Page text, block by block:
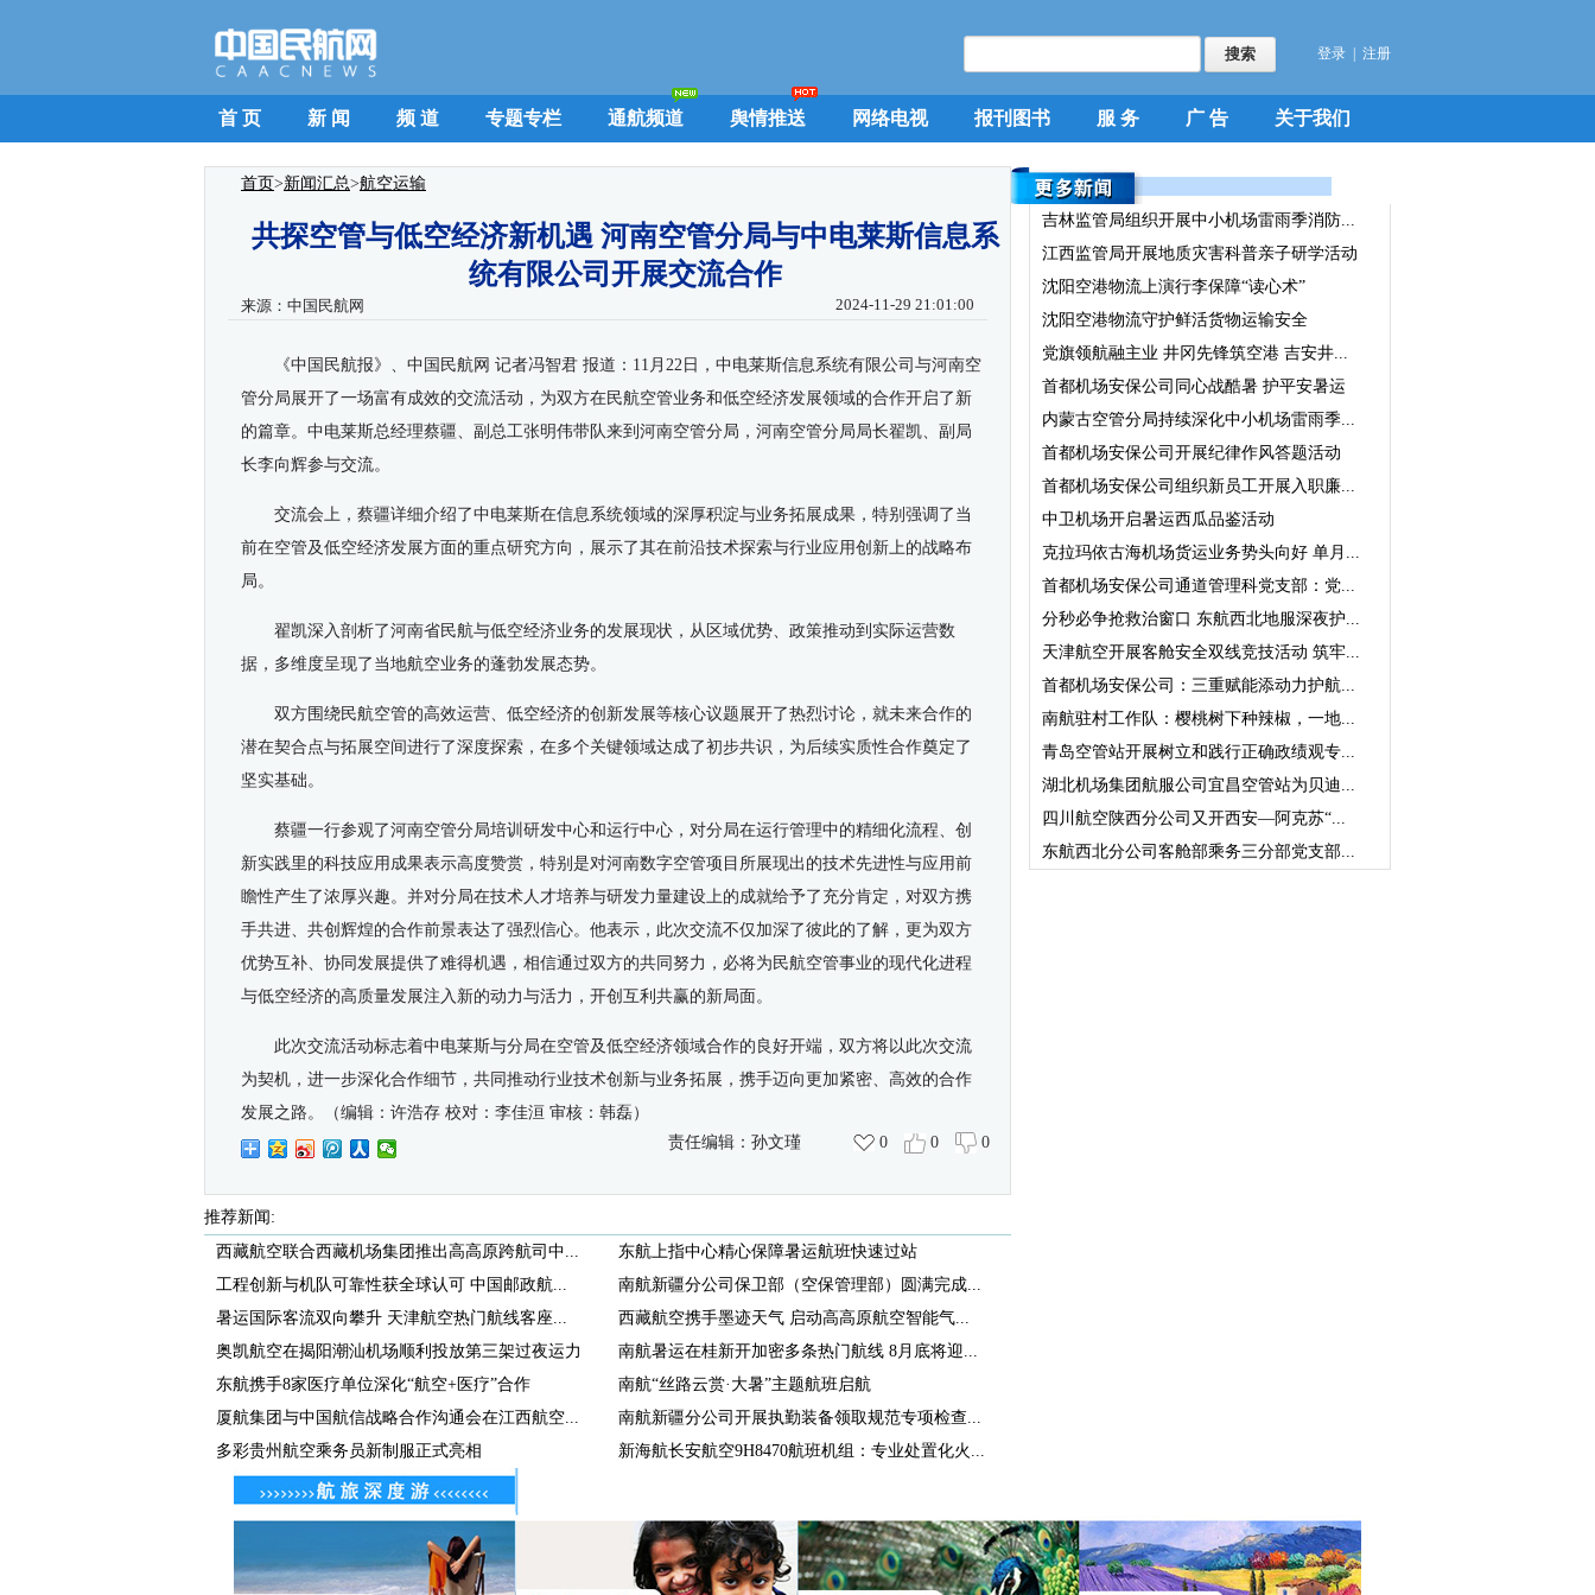
登录 注册
首 页 新 闻 频 道 专题专栏 通航频道 舆情推送 网络电视 报刊图书 服 务 广 告 关于我们
首页>新闻汇总>航空运输
共探空管与低空经济新机遇 河南空管分局与中电莱斯信息系
统有限公司开展交流合作
来源： 中国民航网 2024-11-29 21:01:00
《中国民航报》、中国民航网 记者冯智君 报道： 11 月 22 日，中电莱斯信息系统有限公司与河南空
管分局展开了一场富有成效的交流活动，为双方在民航空管业务和低空经济发展领域的合作开启了新
的篇章。中电莱斯总经理蔡疆、副总工张明伟带队来到河南空管分局，河南空管分局局长翟凯、副局
长李向辉参与交流。
交流会上，蔡疆详细介绍了中电莱斯在信息系统领域的深厚积淀与业务拓展成果，特别强调了当
前在空管及低空经济发展方面的重点研究方向，展示了其在前沿技术探索与行业应用创新上的战略布
局。
翟凯深入剖析了河南省民航与低空经济业务的发展现状，从区域优势、政策推动到实际运营数
据，多维度呈现了当地航空业务的蓬勃发展态势。
双方围绕民航空管的高效运营、低空经济的创新发展等核心议题展开了热烈讨论，就未来合作的
潜在契合点与拓展空间进行了深度探索，在多个关键领域达成了初步共识，为后续实质性合作奠定了
坚实基础。
蔡疆一行参观了河南空管分局培训研发中心和运行中心，对分局在运行管理中的精细化流程、创
新实践里的科技应用成果表示高度赞赏，特别是对河南数字空管项目所展现出的技术先进性与应用前
瞻性产生了浓厚兴趣。并对分局在技术人才培养与研发力量建设上的成就给予了充分肯定，对双方携
手共进、共创辉煌的合作前景表达了强烈信心。他表示，此次交流不仅加深了彼此的了解，更为双方
优势互补、协同发展提供了难得机遇，相信通过双方的共同努力，必将为民航空管事业的现代化进程
与低空经济的高质量发展注入新的动力与活力，开创互利共赢的新局面。
此次交流活动标志着中电莱斯与分局在空管及低空经济领域合作的良好开端，双方将以此次交流
为契机，进一步深化合作细节，共同推动行业技术创新与业务拓展，携手迈向更加紧密、高效的合作
发展之路。（编辑：许浩存 校对：李佳洹 审核：韩磊）
责任编辑： 孙文瑾 0 0 0
推荐新闻:
西藏航空联合西藏机场集团推出高高原跨航司中...
工程创新与机队可靠性获全球认可 中国邮政航...
暑运国际客流双向攀升 天津航空热门航线客座...
奥凯航空在揭阳潮汕机场顺利投放第三架过夜运力
东航携手8家医疗单位深化“航空+医疗”合作
厦航集团与中国航信战略合作沟通会在江西航空...
多彩贵州航空乘务员新制服正式亮相
东航上指中心精心保障暑运航班快速过站
南航新疆分公司保卫部（空保管理部）圆满完成...
西藏航空携手墨迹天气 启动高高原航空智能气...
南航暑运在桂新开加密多条热门航线 8月底将迎...
南航“丝路云赏·大暑”主题航班启航
南航新疆分公司开展执勤装备领取规范专项检查...
新海航长安航空9H8470航班机组：专业处置化火...
吉林监管局组织开展中小机场雷雨季消防...
江西监管局开展地质灾害科普亲子研学活动
沈阳空港物流上演行李保障“读心术”
沈阳空港物流守护鲜活货物运输安全
党旗领航融主业 井冈先锋筑空港 吉安井...
首都机场安保公司同心战酷暑 护平安暑运
内蒙古空管分局持续深化中小机场雷雨季...
首都机场安保公司开展纪律作风答题活动
首都机场安保公司组织新员工开展入职廉...
中卫机场开启暑运西瓜品鉴活动
克拉玛依古海机场货运业务势头向好 单月...
首都机场安保公司通道管理科党支部：党...
分秒必争抢救治窗口 东航西北地服深夜护...
天津航空开展客舱安全双线竞技活动 筑牢...
首都机场安保公司：三重赋能添动力护航...
南航驻村工作队：樱桃树下种辣椒，一地...
青岛空管站开展树立和践行正确政绩观专...
湖北机场集团航服公司宜昌空管站为贝迪...
四川航空陕西分公司又开西安—阿克苏“...
东航西北分公司客舱部乘务三分部党支部...